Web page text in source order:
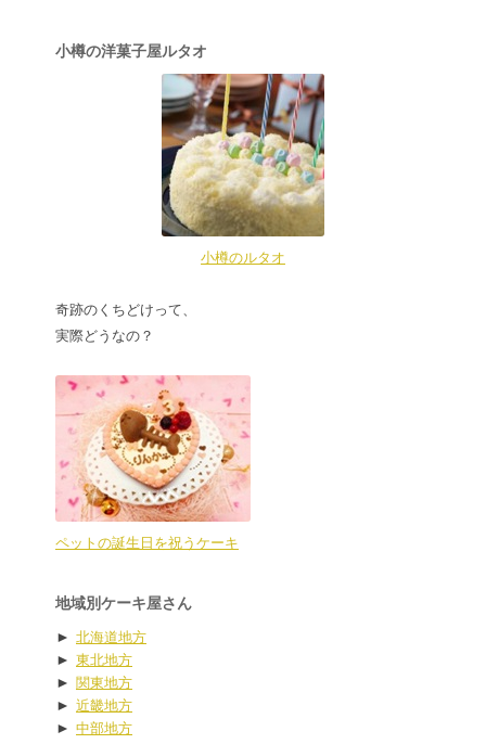
小樽の洋菓子屋ルタオ
小樽のルタオ
奇跡のくちどけって、
実際どうなの？
ペットの誕生日を祝うケーキ
地域別ケーキ屋さん
► 北海道地方
► 東北地方
► 関東地方
► 近畿地方
► 中部地方